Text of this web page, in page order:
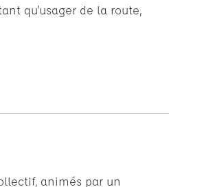
qu'usager de la route,
animés par un